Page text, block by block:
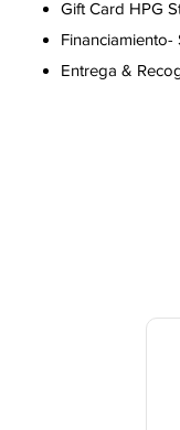
Gift Card HPG
Financiamiento-
Entrega &